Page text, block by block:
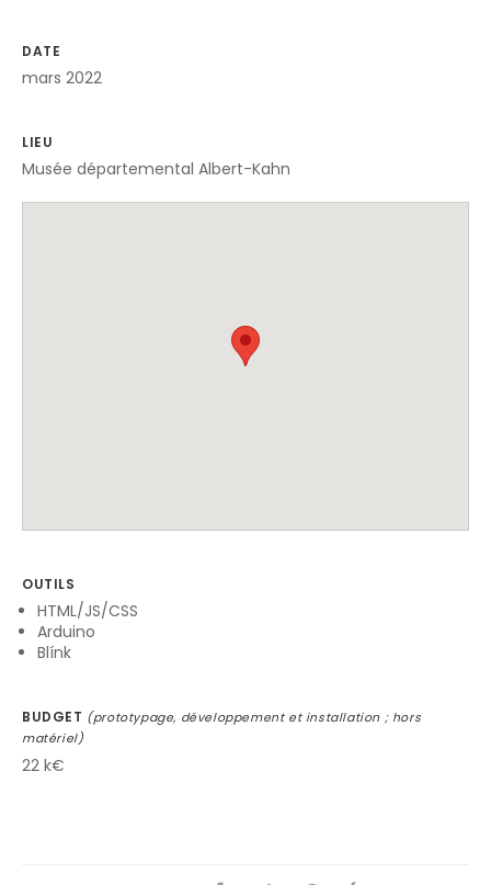
DATE
mars 2022
LIEU
Musée départemental Albert-Kahn
OUTILS
HTML/JS/CSS
Arduino
Blínk
BUDGET (prototypage, développement et installation ; hors
matériel)
22 k€